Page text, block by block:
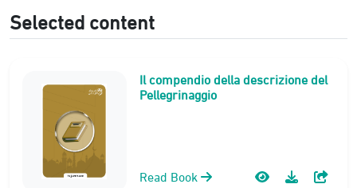
Selected content
Il compendio della descrizione del
Pellegrinaggio
Read Book